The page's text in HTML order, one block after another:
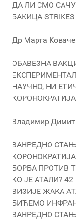
ДА ЛИ СМО
БАКИЦА STRIKES
Др Марта
ОБАВЕЗНA
НАУЧНО, НИ
Владимир
ВАНРЕДНО
БОРБА ПРОТИВ
КО ЈЕ АТАЛИ? 42
ВИЗИЈЕ ЖАКА
БИЋЕМО
ВАНРЕДНО